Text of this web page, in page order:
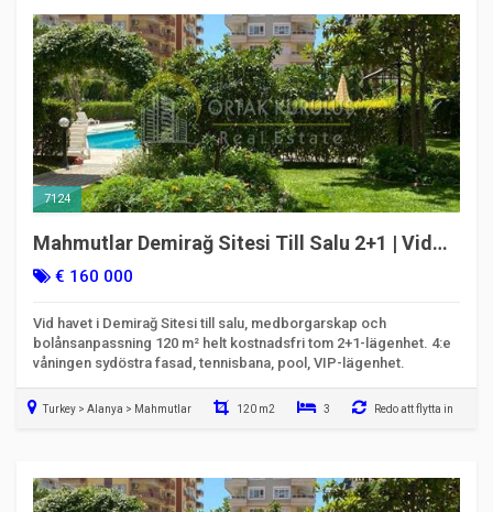
7124
Mahmutlar Demirağ Sitesi Till Salu 2+1 | Vid
havet, medborgarskapsvänlig
€ 160 000
Vid havet i Demirağ Sitesi till salu, medborgarskap och
bolånsanpassning 120 m² helt kostnadsfri tom 2+1-lägenhet. 4:e
våningen sydöstra fasad, tennisbana, pool, VIP-lägenhet.
Turkey > Alanya > Mahmutlar 120 m2 3 Redo att flytta in